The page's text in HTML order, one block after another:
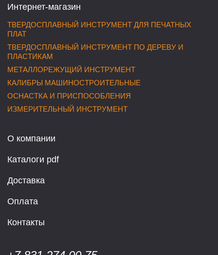
Интернет-магазин
ТВЕРДОСПЛАВНЫЙ ИНСТРУМЕНТ ДЛЯ ПЕЧАТНЫХ
ПЛАТ
ТВЕРДОСПЛАВНЫЙ ИНСТРУМЕНТ ПО ДЕРЕВУ И
ПЛАСТИКАМ
МЕТАЛЛОРЕЖУЩИЙ ИНСТРУМЕНТ
КАЛИБРЫ МАШИНОСТРОИТЕЛЬНЫЕ
ОСНАСТКА И ПРИСПОСОБЛЕНИЯ
ИЗМЕРИТЕЛЬНЫЙ ИНСТРУМЕНТ
О компании
Каталоги pdf
Доставка
Оплата
Контакты